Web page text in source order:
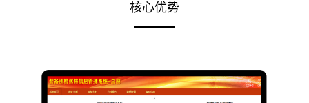
核心优势